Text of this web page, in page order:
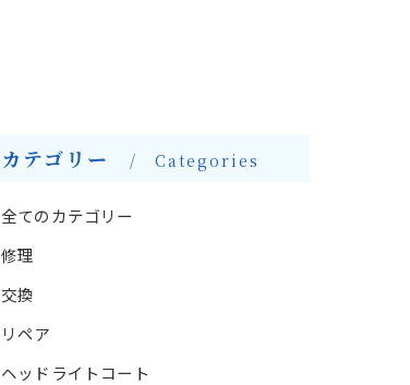
カテゴリー Categories
全てのカテゴリー
修理
交換
リペア
ヘッドライトコート